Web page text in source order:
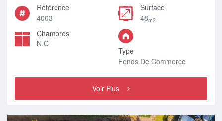
Référence
4003
Surface
48m2
Chambres
N.C
Type
Fonds De Commerce
Voir Plus